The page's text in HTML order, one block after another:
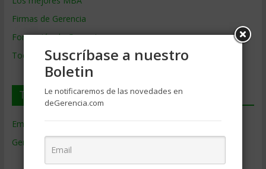
Firmas de Gerencia
Formación de Gerencia
Todos los Temas
Temas de Gerencia
Empresas de Gerencia
Gerencia
Suscríbase a nuestro
Boletin
Le notificaremos de las novedades en
deGerencia.com